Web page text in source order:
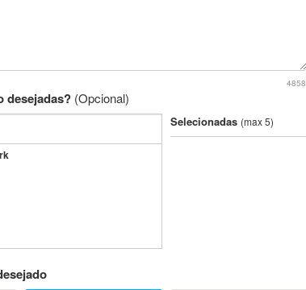
4858
desejadas? (Opcional)
Selecionadas (max 5)